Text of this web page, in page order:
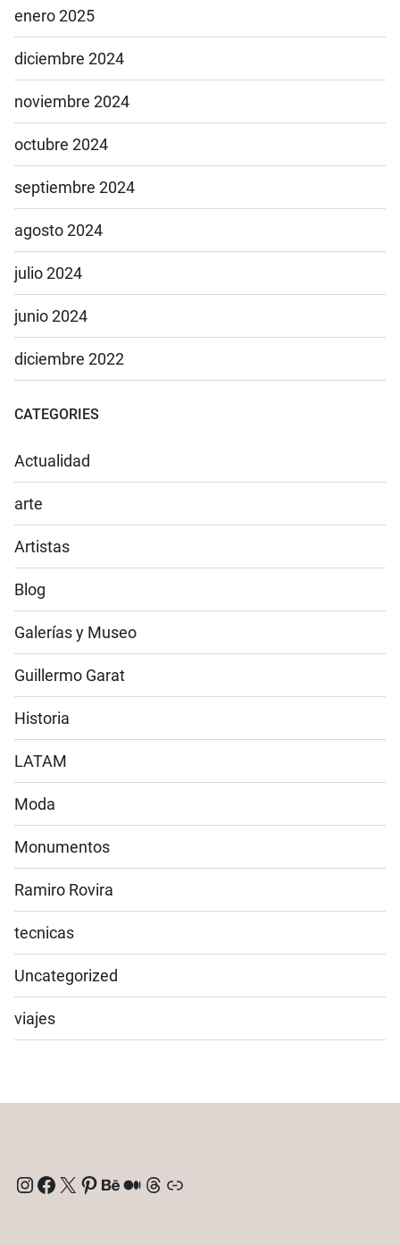
enero 2025
diciembre 2024
noviembre 2024
octubre 2024
septiembre 2024
agosto 2024
julio 2024
junio 2024
diciembre 2022
CATEGORIES
Actualidad
arte
Artistas
Blog
Galerías y Museo
Guillermo Garat
Historia
LATAM
Moda
Monumentos
Ramiro Rovira
tecnicas
Uncategorized
viajes
Instagram
Facebook
X Pinterest
Behance
Medium
Threads
Enlace